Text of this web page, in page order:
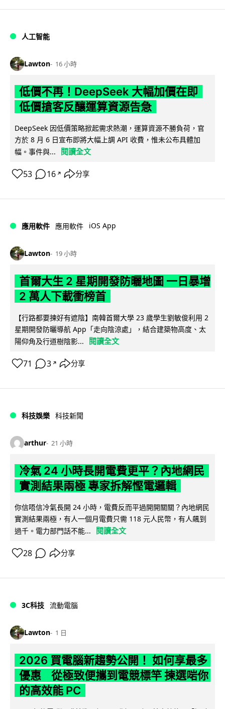
人工智能
Lawton 16 小時
低價不再！DeepSeek 大幅加價在即
低價搶客反釀運算資源告急
DeepSeek 因低價策略掀起需求熱潮，運算資源不勝負荷，官
方於 8 月 6 日宣布即將大幅上調 API 收費，惟未公布具體加
幅。事件與...
閱讀全文
53 16 ↗ 分享
應用軟件 應用軟件 iOS App
Lawton 19 小時
首爾大生 2 星期開發防曬地圖 一日暴增
2 萬人下載衝榜首
【行路都要揀好有遮陰】南韓首爾大學 23 歲學生劉敏俊利用 2
星期開發防曬導航 App「走向陰涼處」，結合建築物高度、太
陽仰角及行道樹陰影...
閱讀全文
71 3 ↗ 分享
科技娛樂 科技新聞
arthur 21 小時
冷氣 24 小時長開電費更平？內地網民
實測結果兩極 專家拆解慳電邏輯
你信唔信冷氣長開 24 小時，電費反而平過開開關關？內地網民
實測結果兩極，有人一個月電費只需 118 元人民幣，有人飆到
過千。電力部門話不能...
閱讀全文
28 分享
3C科技 流動電腦
Lawton 1 日
2026 買電腦新趨勢公開！ 如何享最多
優惠 從極致便攜到電競標竿 揀選啱你
的高效能 PC